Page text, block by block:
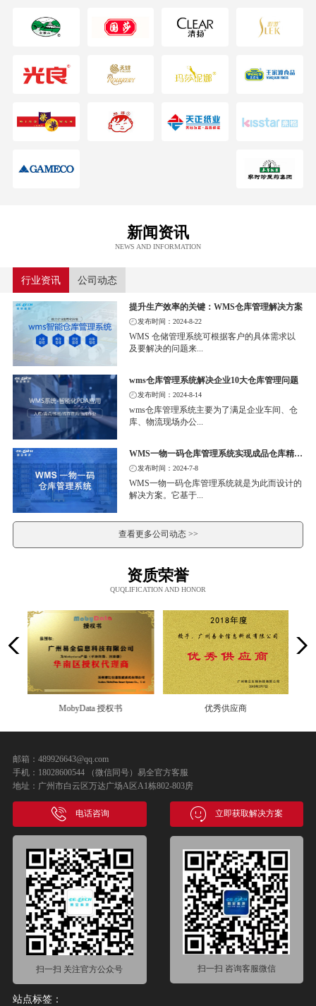
新闻资讯
NEWS AND INFORMATION
行业资讯 公司动态
提升生产效率的关键：WMS仓库管理解决方案
发布时间：2024-8-22
WMS 仓储管理系统可根据客户的具体需求以
及要解决的问题来...
wms仓库管理系统解决企业10大仓库管理问题
发布时间：2024-8-14
wms仓库管理系统主要为了满足企业车间、仓
库、物流现场办公...
WMS一物一码仓库管理系统实现成品仓库精细化管理
发布时间：2024-7-8
WMS一物一码仓库管理系统就是为此而设计的
解决方案。它基于...
查看更多公司动态 >>
资质荣誉
QUQLIFICATION AND HONOR
MobyData 授权书 优秀供应商
邮箱：489926643@qq.com
手机：18028600544 （微信同号）易全官方客服
地址：广州市白云区万达广场A区A1栋802-803房
电话咨询 立即获取解决方案
扫一扫 关注官方公众号 扫一扫 咨询客服微信
站点标签：